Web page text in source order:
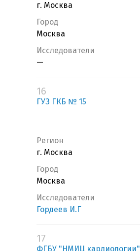
г. Москва
Город
Москва
Исследователи
—
16
ГУЗ ГКБ № 15
Регион
г. Москва
Город
Москва
Исследователи
Гордеев И.Г
17
ФГБУ "НМИЦ кардиологии"